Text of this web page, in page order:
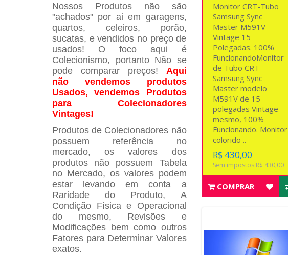
Nossos Produtos não são
"achados" por ai em garagens,
quartos, celeiros, porão,
sucatas, e vendidos no preço de
usados! O foco aqui é
Colecionismo, portanto Não se
pode comparar preços! Aqui
não vendemos produtos
Usados, vendemos Produtos
para Colecionadores
Vintages!
Produtos de Colecionadores não
possuem referência no
mercado, os valores dos
produtos não possuem Tabela
no Mercado, os valores podem
estar levando em conta a
Raridade do Produto, A
Condição Física e Operacional
do mesmo, Revisões e
Modificações bem como outros
Fatores para Determinar Valores
exatos.
Monitor CRT-Tubo
Samsung Sync
Master M591V
Vintage 15
Polegadas. 100%
FuncionandoMonitor
de Tubo CRT
Samsung Sync
Master modelo
M591V de 15
polegadas Vintage
mesmo, 100%
Funcionando. Monitor
colorido ..
R$ 430,00
Sem impostos:R$ 430,00
COMPRAR